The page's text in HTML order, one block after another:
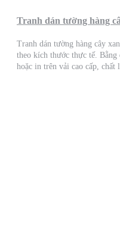
Tranh dán tường hàng
Tranh dán tường hàng cây
theo kích thước thực tế.
hoặc in trên vải cao cấp,